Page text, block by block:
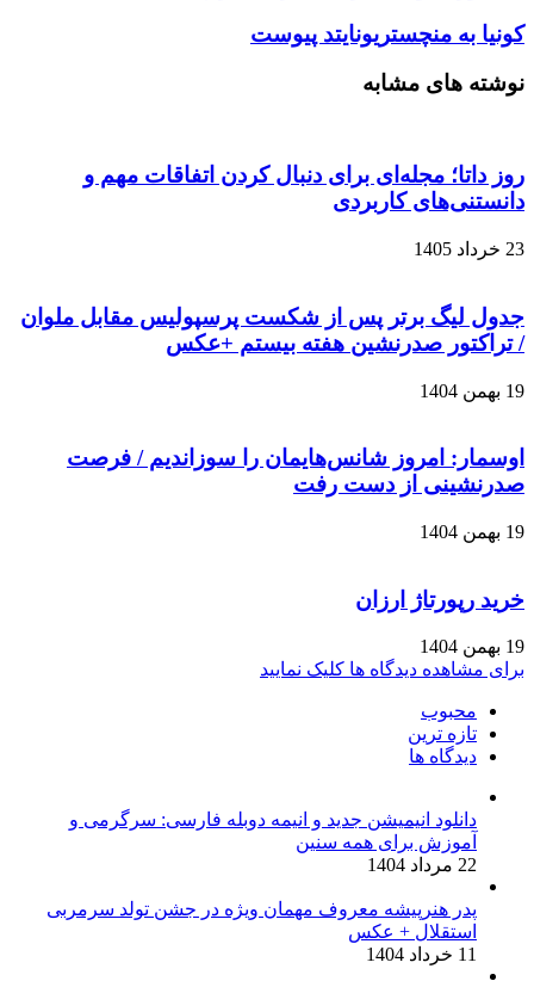
کونیا به منچستریونایتد پیوست
نوشته های مشابه
روز داتا؛ مجله‌ای برای دنبال کردن اتفاقات مهم و
دانستنی‌های کاربردی
23 خرداد 1405
جدول لیگ برتر پس از شکست پرسپولیس مقابل ملوان
/ تراکتور صدرنشین هفته بیستم +عکس
19 بهمن 1404
اوسمار: امروز شانس‌هایمان را سوزاندیم / فرصت
صدرنشینی از دست رفت
19 بهمن 1404
خرید رپورتاژ ارزان
19 بهمن 1404
برای مشاهده دیدگاه ها کلیک نمایید
محبوب
تازه ترین
دیدگاه ها
دانلود انیمیشن جدید و انیمه دوبله فارسی: سرگرمی و
آموزش برای همه سنین
22 مرداد 1404
پدر هنرپیشه معروف مهمان ویژه در جشن تولد سرمربی
استقلال + عکس
11 خرداد 1404